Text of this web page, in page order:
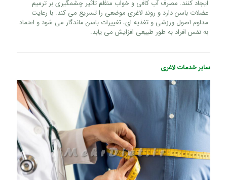
ایجاد کنند. مصرف آب کافی و خواب منظم تأثیر چشمگیری بر ترمیم
عضلات باسن دارد و روند لاغری موضعی را تسریع می‌ کند. با رعایت
مداوم اصول ورزشی و تغذیه‌ ای، تغییرات باسن ماندگار می‌ شود و اعتماد
به‌ نفس افراد به‌ طور طبیعی افزایش می‌ یابد.
سایر خدمات لاغری